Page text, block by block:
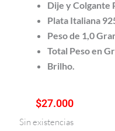
Dije y Colgante
Plata Italiana
Peso de 1,0
Total Peso en
Brilho.
$27.000
Sin existencias